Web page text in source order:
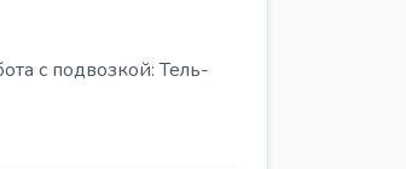
с подвозкой: Тель-